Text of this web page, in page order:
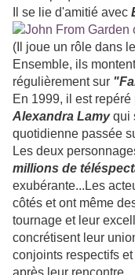
Il se lie d'amitié avec
(Il joue un rôle dans
Ensemble, ils
régulièrement sur
En 1999, il est
Alexandra Lamyqui
quotidienne passée
Les deux
millions de
exubérante...Les
côtés et ont même
tournage et leur
concrétisent leur
conjoints respectifs